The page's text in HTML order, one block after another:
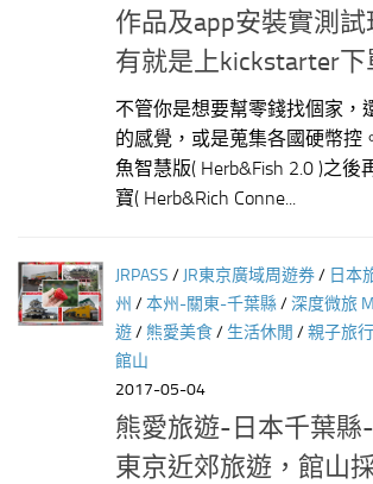
作品及app安裝實測
有就是上kickstarter下
不管你是想要幫零錢找個家，
的感覺，或是蒐集各國硬幣控
魚智慧版( Herb&Fish 2.0 )之
寶( Herb&Rich Conne...
JRPASS / JR東京廣域周遊券/ 日本
州 /本州-關東-千葉縣/深度微旅
遊/ 熊愛美食/ 生活休閒 /親子旅行
館山
2017-05-04
熊愛旅遊-日本千葉縣
東京近郊旅遊，館山